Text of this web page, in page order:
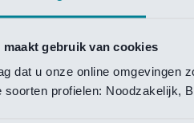
maakt gebruik van cookies
dat u onze online omgevingen
soorten profielen: Noodzakelijk,
opties om toegang te